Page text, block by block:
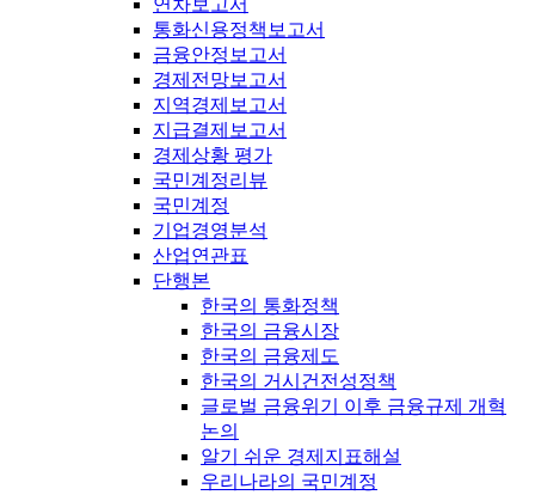
연차보고서
통화신용정책보고서
금융안정보고서
경제전망보고서
지역경제보고서
지급결제보고서
경제상황 평가
국민계정리뷰
국민계정
기업경영분석
산업연관표
단행본
한국의 통화정책
한국의 금융시장
한국의 금융제도
한국의 거시건전성정책
글로벌 금융위기 이후 금융규제 개혁
논의
알기 쉬운 경제지표해설
우리나라의 국민계정